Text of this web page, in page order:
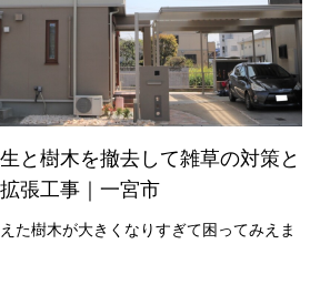
と樹木を撤去して雑草の対策と
張工事｜一宮市
た樹木が大きくなりすぎて困ってみえま